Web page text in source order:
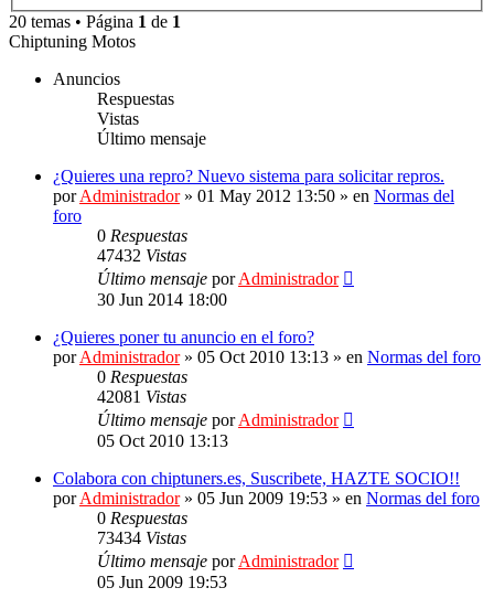
20 temas • Página 1 de 1
Chiptuning Motos
Anuncios
Respuestas
Vistas
Último mensaje
¿Quieres una repro? Nuevo sistema para solicitar repros.
porAdministrador» 01 May 2012 13:50 » en Normas del
foro
0 Respuestas
47432 Vistas
Último mensaje porAdministrador
30 Jun 2014 18:00
¿Quieres poner tu anuncio en el foro?
porAdministrador» 05 Oct 2010 13:13 » en Normas del foro
0 Respuestas
42081 Vistas
Último mensaje porAdministrador
05 Oct 2010 13:13
Colabora con chiptuners.es, Suscribete, HAZTE SOCIO!!
porAdministrador» 05 Jun 2009 19:53 » en Normas del foro
0 Respuestas
73434 Vistas
Último mensaje porAdministrador
05 Jun 2009 19:53